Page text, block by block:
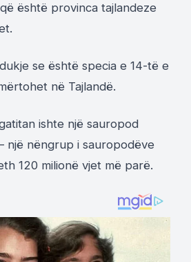
është provinca tajlandeze
se është specia e 14-të e
në Tajlandë.
ishte një sauropod
një nëngrup i sauropodëve
120 milionë vjet më parë.